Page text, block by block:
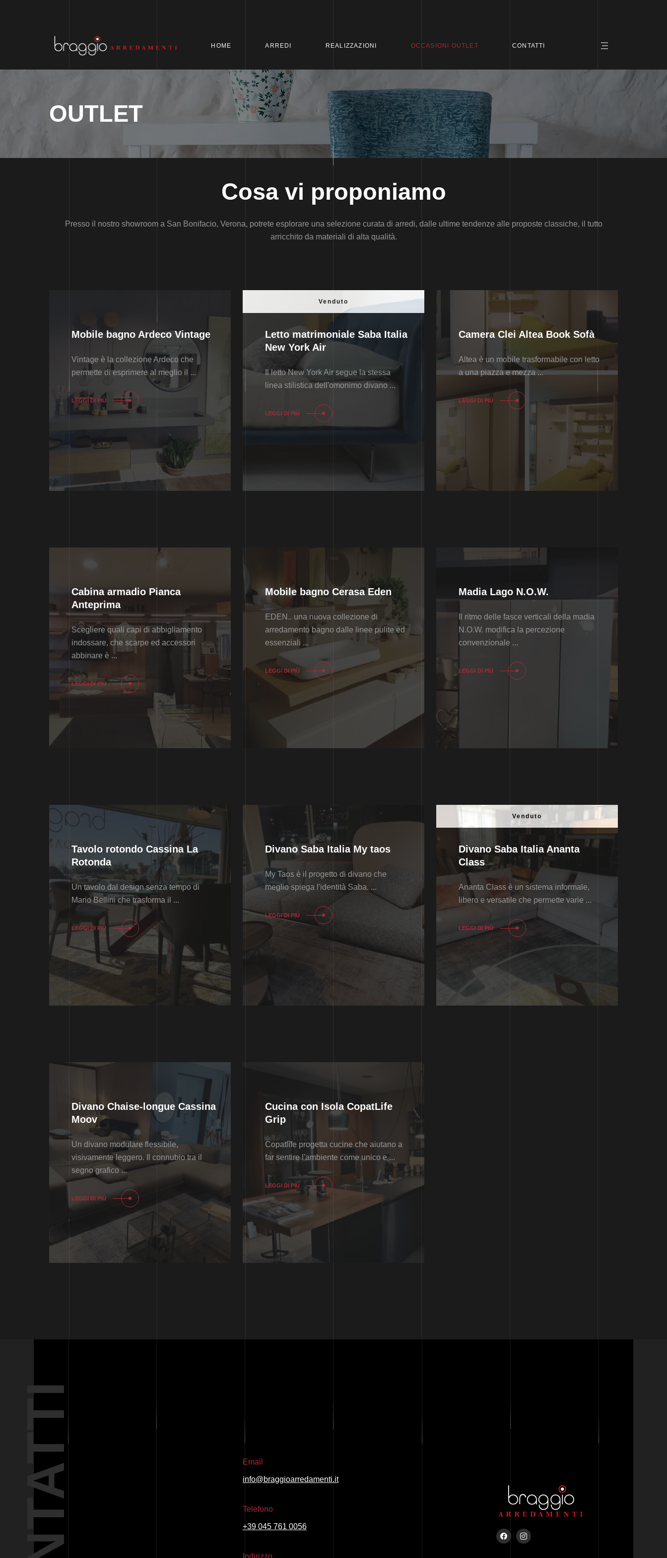
HOME ARREDI REALIZZAZIONI OCCASIONI OUTLET CONTATTI
OUTLET
Cosa vi proponiamo
Presso il nostro showroom a San Bonifacio, Verona, potrete esplorare una selezione curata di arredi, dalle ultime tendenze alle proposte classiche, il tutto
arricchito da materiali di alta qualità.
Mobile bagno Ardeco Vintage
Vintage è la collezione Ardeco che
permette di esprimere al meglio il ...
LEGGI DI PIÙ
Letto matrimoniale Saba Italia
New York Air
Il letto New York Air segue la stessa
linea stilistica dell'omonimo divano ...
LEGGI DI PIÙ
Venduto
Camera Clei Altea Book Sofà
Altea è un mobile trasformabile con letto
a una piazza e mezza ...
LEGGI DI PIÙ
Cabina armadio Pianca
Anteprima
Scegliere quali capi di abbigliamento
indossare, che scarpe ed accessori
abbinare è ...
LEGGI DI PIÙ
Mobile bagno Cerasa Eden
EDEN.. una nuova collezione di
arredamento bagno dalle linee pulite ed
essenziali ...
LEGGI DI PIÙ
Madia Lago N.O.W.
Il ritmo delle fasce verticali della madia
N.O.W. modifica la percezione
convenzionale ...
LEGGI DI PIÙ
Tavolo rotondo Cassina La
Rotonda
Un tavolo dal design senza tempo di
Mario Bellini che trasforma il ...
LEGGI DI PIÙ
Divano Saba Italia My taos
My Taos è il progetto di divano che
meglio spiega l'identità Saba. ...
LEGGI DI PIÙ
Divano Saba Italia Ananta
Class
Ananta Class è un sistema informale,
libero e versatile che permette varie ...
LEGGI DI PIÙ
Venduto
Divano Chaise-longue Cassina
Moov
Un divano modulare flessibile,
visivamente leggero. Il connubio tra il
segno grafico ...
LEGGI DI PIÙ
Cucina con Isola CopatLife
Grip
Copatlife progetta cucine che aiutano a
far sentire l'ambiente come unico e ...
LEGGI DI PIÙ
Email
info@braggioarredamenti.it
Telefono
+39 045 761 0056